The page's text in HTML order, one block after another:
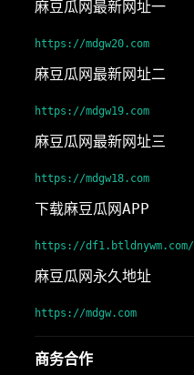
麻豆瓜网最新网址一
https://mdgw20.com
麻豆瓜网最新网址二
https://mdgw19.com
麻豆瓜网最新网址三
https://mdgw18.com
下载麻豆瓜网APP
https://df1.btldnywm.com/
麻豆瓜网永久地址
https://mdgw.com
商务合作